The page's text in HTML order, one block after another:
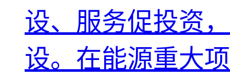
设、服务促投资
设。在能源重大